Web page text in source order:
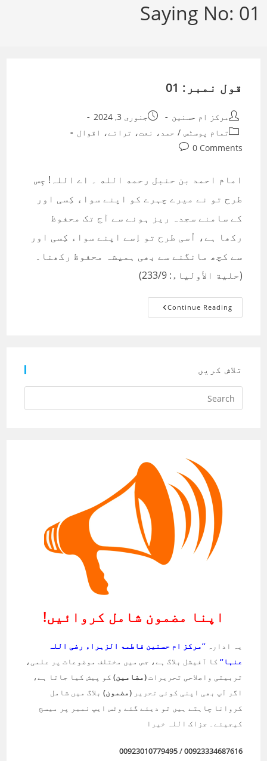
Saying No: 01
قول نمبر: 01
Post
author:
مرکز ام حسنین
Postجنوری 3, 2024
Post
category:
تمام پوسٹس / حمد، نعت، تراتے، اقوال
Post
0 Comments
امام احمد بن حنبل رحمه الله ۔ اے اللہ! جِس
طرح تو نے میرے چہرے کو اپنے سواء کِسی اور
کے سامنے سجدہ ریز ہونے سے آج تک محفوظ
رکھا ہے، اُسی طرح تو اِسے اپنے سواء کِسی اور
سے کچھ مانگنے سے بھی ہمیشہ محفوظ رکھنا۔
(حلية الأولياء: 233/9)
Continue Readingقول
نمبر:
تلاش کریں
اپنا مضمون شامل کروائیں!
یہ ادارہ’’مرکز ام حسنین فاطمۃ الزہراء رضی اللہ
عنہا‘‘ کا آفیشل بلاگ ہے، جس میں مختلف موضوعات پر علمی،
تربیتی واصلاحی تحریرات(مضامین) کو پیش کیا جاتا ہے،
اگر آپ بھی اپنی کوئی تحریر(مضمون) بلاگ میں شامل
کروانا چاہتے ہیں تو دیئے گئے وٹس ایپ نمبر پر میسج
کیجیئے۔ جزاک اللہ خیرا
00923334687616
/
00923010779495